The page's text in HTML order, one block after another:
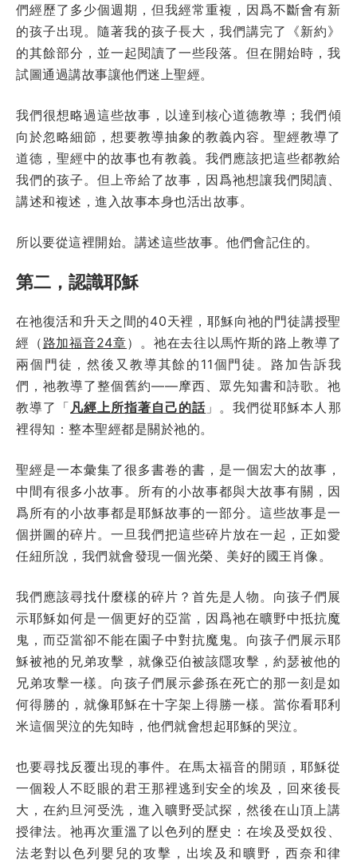
們經歷了多少個週期，但我經常重複，因爲不斷會有新
的孩子出現。隨著我的孩子長大，我們講完了《新約》
的其餘部分，並一起閱讀了一些段落。但在開始時，我
試圖通過講故事讓他們迷上聖經。
我們很想略過這些故事，以達到核心道德教導；我們傾
向於忽略細節，想要教導抽象的教義內容。聖經教導了
道德，聖經中的故事也有教義。我們應該把這些都教給
我們的孩子。但上帝給了故事，因爲祂想讓我們閱讀、
講述和複述，進入故事本身也活出故事。
所以要從這裡開始。講述這些故事。他們會記住的。
第二，認識耶穌
在祂復活和升天之間的40天裡，耶穌向祂的門徒講授聖
經（ 路加福音24章）。祂在去往以馬忤斯的路上教導了
兩個門徒，然後又教導其餘的11個門徒。路加告訴我
們，祂教導了整個舊約——摩西、眾先知書和詩歌。祂
教導了「 凡經上所指著自己的話 」。我們從耶穌本人那
裡得知：整本聖經都是關於祂的。
聖經是一本彙集了很多書卷的書，是一個宏大的故事，
中間有很多小故事。所有的小故事都與大故事有關，因
爲所有的小故事都是耶穌故事的一部分。這些故事是一
個拼圖的碎片。一旦我們把這些碎片放在一起，正如愛
任紐所說，我們就會發現一個光榮、美好的國王肖像。
我們應該尋找什麼樣的碎片？首先是人物。向孩子們展
示耶穌如何是一個更好的亞當，因爲祂在曠野中抵抗魔
鬼，而亞當卻不能在園子中對抗魔鬼。向孩子們展示耶
穌被祂的兄弟攻擊，就像亞伯被該隱攻擊，約瑟被他的
兄弟攻擊一樣。向孩子們展示參孫在死亡的那一刻是如
何得勝的，就像耶穌在十字架上得勝一樣。當你看耶利
米這個哭泣的先知時，他們就會想起耶穌的哭泣。
也要尋找反覆出現的事件。在馬太福音的開頭，耶穌從
一個殺人不眨眼的君王那裡逃到安全的埃及，回來後長
大，在約旦河受洗，進入曠野受試探，然後在山頂上講
授律法。祂再次重溫了以色列的歷史：在埃及受奴役、
法老對以色列嬰兒的攻擊，出埃及和曠野，西奈和律